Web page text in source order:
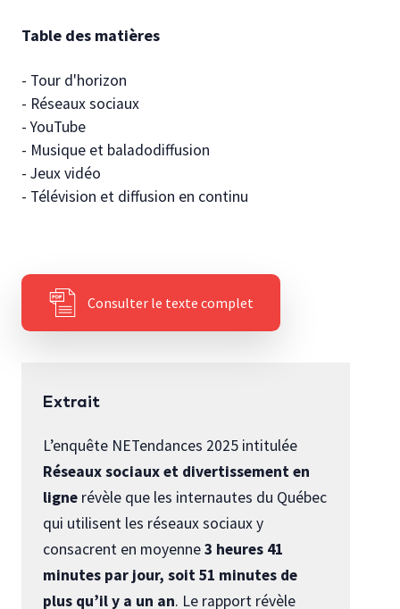
Extrait
L’enquête NETendances 2025 intitulée
Réseaux sociaux et divertissement en
ligne révèle que les internautes du Québec
qui utilisent les réseaux sociaux y
consacrent en moyenne3 heures 41
minutes par jour, soit 51 minutes de
plus qu’il y a un an. Le rapport révèle
Table des matières
- Tour d'horizon
- Réseaux sociaux
- YouTube
- Musique et baladodiffusion
- Jeux vidéo
- Télévision et diffusion en continu
Consulter le texte complet
Autres publications